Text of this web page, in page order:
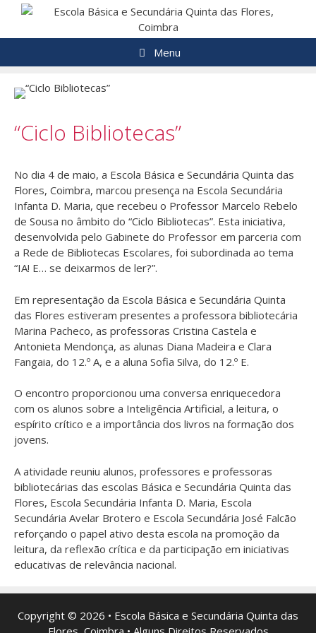
Saltar
o
Menu
“Ciclo Bibliotecas”
No dia 4 de maio, a Escola Básica e Secundária Quinta das
Flores, Coimbra, marcou presença na Escola Secundária
Infanta D. Maria, que recebeu o Professor Marcelo Rebelo
de Sousa no âmbito do “Ciclo Bibliotecas”. Esta iniciativa,
desenvolvida pelo Gabinete do Professor em parceria com
a Rede de Bibliotecas Escolares, foi subordinada ao tema
“IA! E… se deixarmos de ler?”.
Em representação da Escola Básica e Secundária Quinta
das Flores estiveram presentes a professora bibliotecária
Marina Pacheco, as professoras Cristina Castela e
Antonieta Mendonça, as alunas Diana Madeira e Clara
Fangaia, do 12.º A, e a aluna Sofia Silva, do 12.º E.
O encontro proporcionou uma conversa enriquecedora
com os alunos sobre a Inteligência Artificial, a leitura, o
espírito crítico e a importância dos livros na formação dos
jovens.
A atividade reuniu alunos, professores e professoras
bibliotecárias das escolas Básica e Secundária Quinta das
Flores, Escola Secundária Infanta D. Maria, Escola
Secundária Avelar Brotero e Escola Secundária José Falcão
reforçando o papel ativo desta escola na promoção da
leitura, da reflexão crítica e da participação em iniciativas
educativas de relevância nacional.
Copyright © 2026 • Escola Básica e Secundária Quinta das